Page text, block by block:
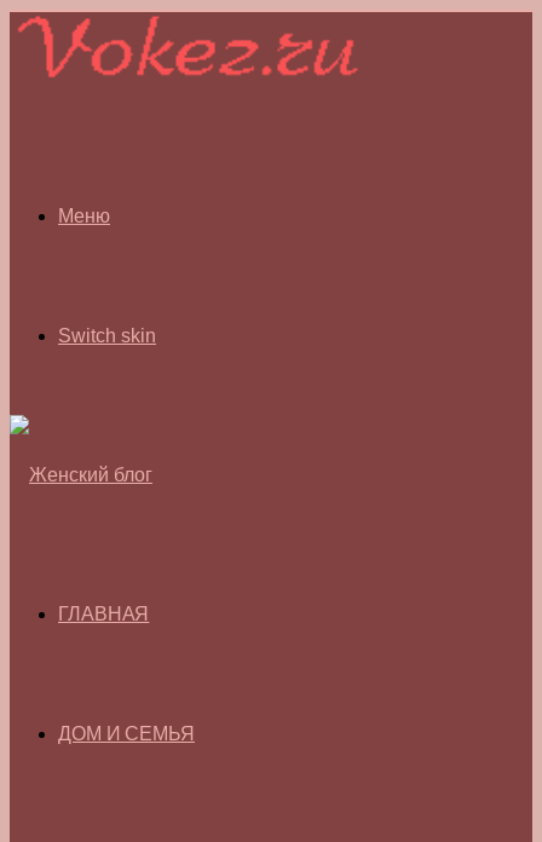
Меню
Switch skin
ГЛАВНАЯ
ДОМ И СЕМЬЯ